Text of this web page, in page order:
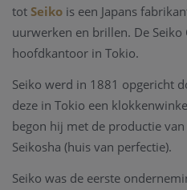
tot Seiko is een Japans
uurwerken en brillen. De
hoofdkantoor in Tokio.
Seiko werd in 1881 opgericht
deze in Tokio een
begon hij met de productie
Seikosha (huis van perfectie).
Seiko was de eerste